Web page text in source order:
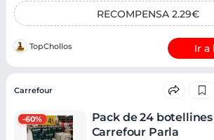
RECOMPENSA 2.29€
TopChollos Ir a
-60%
Carrefour
Pack de 24
Carrefour Parla